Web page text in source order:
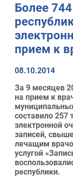
Более
прием к
08.10.2014
За 9 месяцев
на прием к
составило 257
электронной
записей,
лечащим
услугой
республики.